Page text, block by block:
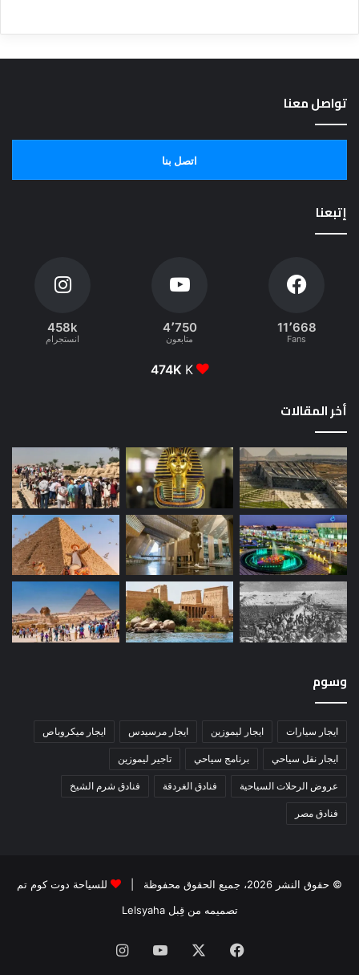
تواصل معنا
اتصل بنا
إتبعنا
11٬668
Fans
4٬750
متابعون
458k
انستجرام
474K K
أخر المقالات
وسوم
ايجار سيارات ايجار ليموزين ايجار مرسيدس ايجار ميكروباص
ايجار نقل سياحي برنامج سياحي تاجير ليموزين
عروض الرحلات السياحية فنادق الغردقة فنادق شرم الشيخ
فنادق مصر
© حقوق النشر 2026، جميع الحقوق محفوظة |
للسياحة دوت كوم تم
تصميمه من قِبل Lelsyaha
فيسبوك ‫YouTube